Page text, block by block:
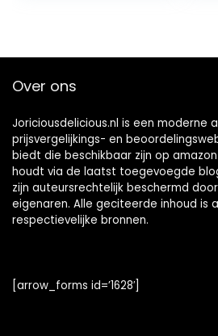
Over ons
Joriciousdelicious.nl is een moderne
prijsvergelijkings- en
biedt die beschikbaar zijn op
houdt via de laatst toegevoegde
zijn auteursrechtelijk beschermd
eigenaren. Alle geciteerde inhoud is
respectievelijke bronnen.
[arrow_forms id=’1628′]